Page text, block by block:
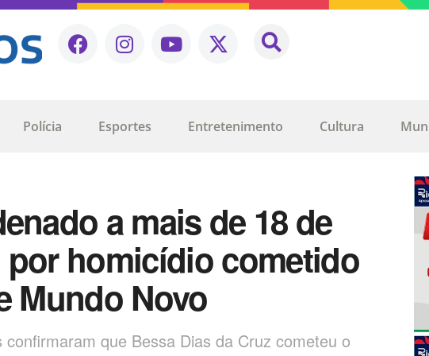
Polícia Esportes Entretenimento Cultura
a mais de 18 de
homicídio cometido
Mundo Novo
que Bessa Dias da Cruz cometeu o